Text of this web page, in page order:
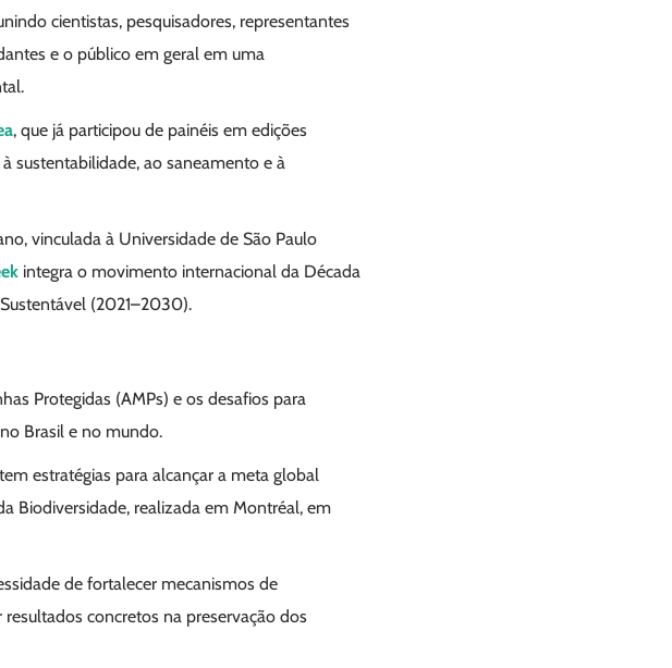
cientistas, pesquisadores, representantes
e o público em geral em uma
, que já participou de painéis em edições
sustentabilidade, ao saneamento e à
vinculada à Universidade de São Paulo
integra o movimento internacional da Década
(2021–2030).
Protegidas (AMPs) e os desafios para
Brasil e no mundo.
estratégias para alcançar a meta global
Biodiversidade, realizada em Montréal, em
de fortalecer mecanismos de
concretos na preservação dos